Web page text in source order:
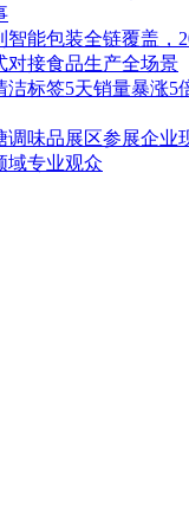
智能包装全链覆盖，
对接食品生产全场景
洁标签5天销量暴涨5
调味品展区参展企业
域专业观众